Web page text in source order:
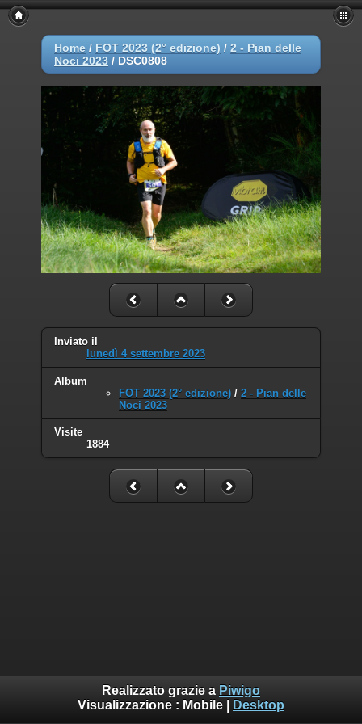
Home / FOT 2023 (2° edizione) / 2 - Pian delle
Noci 2023 / DSC0808
Inviato il
lunedì 4 settembre 2023
Album
FOT 2023 (2° edizione) / 2 - Pian delle
Noci 2023
Visite
1884
Realizzato grazie a Piwigo
Visualizzazione : Mobile Desktop